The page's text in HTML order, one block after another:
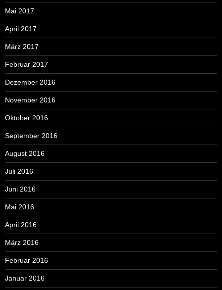
Mai 2017
April 2017
März 2017
Februar 2017
Dezember 2016
November 2016
Oktober 2016
September 2016
August 2016
Juli 2016
Juni 2016
Mai 2016
April 2016
März 2016
Februar 2016
Januar 2016